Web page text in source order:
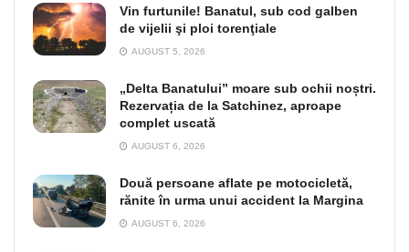
Vin furtunile! Banatul, sub cod galben
de vijelii şi ploi torenţiale
AUGUST 5, 2026
„Delta Banatului” moare sub ochii noștri.
Rezervația de la Satchinez, aproape
complet uscată
AUGUST 6, 2026
Două persoane aflate pe motocicletă,
rănite în urma unui accident la Margina
AUGUST 6, 2026